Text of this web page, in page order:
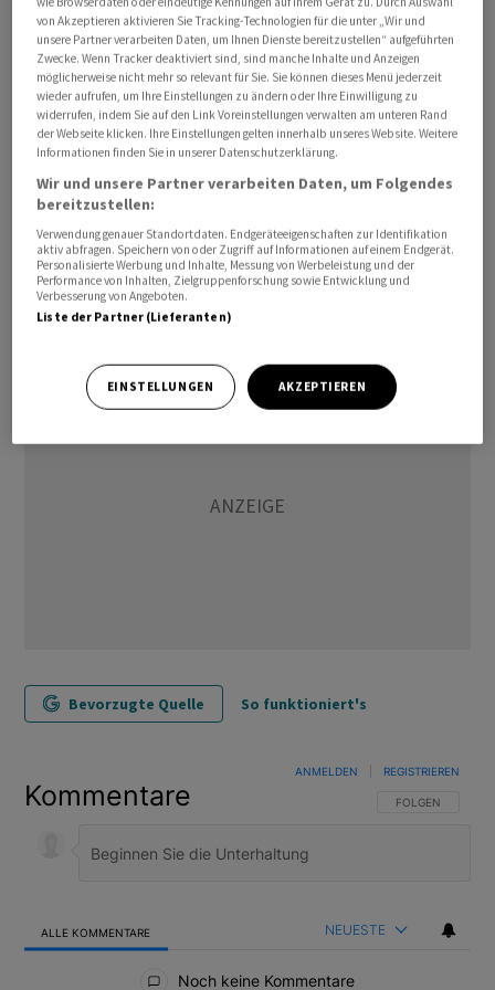
bündeln, um so den Service im Unternehmen zu
verbessern.
Meyenhofer übernimmt die Leitung per Anfang Juli. Er
verfügt laut den Angaben über mehr als 23 Jahre
Erfahrung in der Versicherungsbranche und ist seit 2020
bei Swiss Re, wo er bereits im Geschäft mit Brokern eine
leitende Rolle eingenommen habe.
mk/ra
(AWP)
Bevorzugte Quelle So funktioniert's
Kommentare FOLGE DIESER
FOLGEN
ANMELDEN REGISTRIEREN
ALLE KOMMENTARE NEUESTE
Noch keine Kommentare
von Akzeptieren aktivieren Sie Tracking-Technologien für die unter „Wir und
unsere Partner verarbeiten Daten, um Ihnen Dienste bereitzustellen“ aufgeführten
Zwecke. Wenn Tracker deaktiviert sind, sind manche Inhalte und Anzeigen
möglicherweise nicht mehr so relevant für Sie. Sie können dieses Menü jederzeit
wieder aufrufen, um Ihre Einstellungen zu ändern oder Ihre Einwilligung zu
widerrufen, indem Sie auf den Link Voreinstellungen verwalten am unteren Rand
der Webseite klicken. Ihre Einstellungen gelten innerhalb unseres Website. Weitere
Informationen finden Sie in unserer Datenschutzerklärung.
Wir und unsere Partner verarbeiten Daten, um Folgendes
bereitzustellen:
Verwendung genauer Standortdaten. Endgeräteeigenschaften zur Identifikation
aktiv abfragen. Speichern von oder Zugriff auf Informationen auf einem Endgerät.
Personalisierte Werbung und Inhalte, Messung von Werbeleistung und der
Performance von Inhalten, Zielgruppenforschung sowie Entwicklung und
Verbesserung von Angeboten.
Liste der Partner (Lieferanten)
EINSTELLUNGEN AKZEPTIEREN